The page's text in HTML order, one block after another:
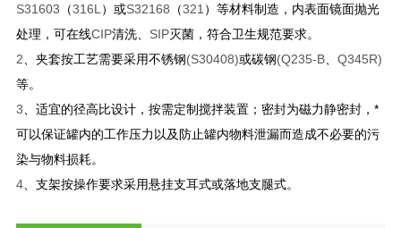
S31603 （316L ）或S32168 （321 ）等材料制造，内表面镜面抛光
处理，可在线CIP清洗、 SIP灭菌，符合卫生规范要求。
2 、夹套按工艺需要采用不锈钢(S30408)或碳钢(Q235-B、 Q345R)
等。
3 、适宜的径高比设计，按需定制搅拌装置；密封为磁力静密封，*
可以保证罐内的工作压力以及防止罐内物料泄漏而造成不必要的污
染与物料损耗。
4、支架按操作要求采用悬挂支耳式或落地支腿式。